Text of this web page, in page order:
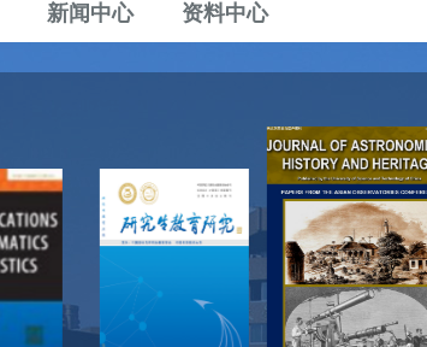
新闻中心 资料中心